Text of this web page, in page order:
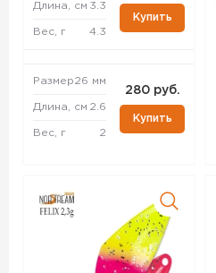
Длина, см 3.3
Вес, г 4.3
Купить
Размер26 мм
Длина, см 2.6
Вес, г 2
280 руб.
Купить